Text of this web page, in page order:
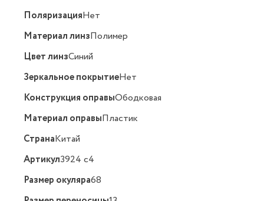
ПоляризацияНет
Материал линзПолимер
Цвет линзСиний
Зеркальное покрытиеНет
Конструкция оправыОбодковая
Материал оправыПластик
СтранаКитай
Артикул3924 c4
Размер окуляра68